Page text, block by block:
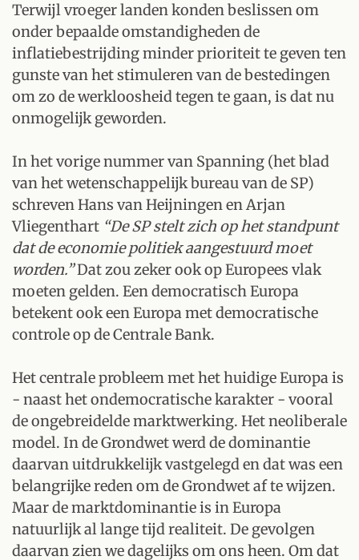
Terwijl vroeger landen konden beslissen om
onder bepaalde omstandigheden de
inflatiebestrijding minder prioriteit te geven ten
gunste van het stimuleren van de bestedingen
om zo de werkloosheid tegen te gaan, is dat nu
onmogelijk geworden.
In het vorige nummer van Spanning (het blad
van het wetenschappelijk bureau van de SP)
schreven Hans van Heijningen en Arjan
Vliegenthart “De SP stelt zich op het standpunt
dat de economie politiek aangestuurd moet
worden.”Dat zou zeker ook op Europees vlak
moeten gelden. Een democratisch Europa
betekent ook een Europa met democratische
controle op de Centrale Bank.
Het centrale probleem met het huidige Europa is
- naast het ondemocratische karakter - vooral
de ongebreidelde marktwerking. Het neoliberale
model. In de Grondwet werd de dominantie
daarvan uitdrukkelijk vastgelegd en dat was een
belangrijke reden om de Grondwet af te wijzen.
Maar de marktdominantie is in Europa
natuurlijk al lange tijd realiteit. De gevolgen
daarvan zien we dagelijks om ons heen. Om dat